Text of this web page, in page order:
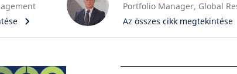
Az összes cikk megtekintése